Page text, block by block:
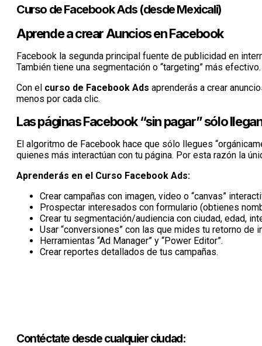
Curso de Facebook Ads (desde Mexicali)
Aprende a crear Auncios en Facebook
Facebook la segunda principal fuente de publicidad en
También tiene una segmentación o “targeting” más
Con el curso de Facebook Ads aprenderás a crear
menos por cada clic.
Las páginas Facebook “sin pagar” sólo
El algoritmo de Facebook hace que sólo llegues
quienes más interactúan con tu página. Por esta razón la
Aprenderás en el Curso Facebook Ads:
Crear campañas con imagen, video o “canvas”
Prospectar interesados con formulario (obtienes
Crear tu segmentación/audiencia con ciudad, edad,
Usar “conversiones” con las que mides tu retorno de
Herramientas “Ad Manager” y “Power Editor”.
Crear reportes detallados de tus campañas.
Contéctate desde cualquier ciudad: